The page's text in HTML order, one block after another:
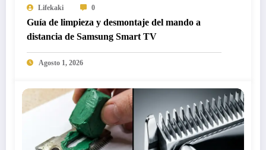
Lifekaki 0
Guía de limpieza y desmontaje del mando a
distancia de Samsung Smart TV
Agosto 1, 2026